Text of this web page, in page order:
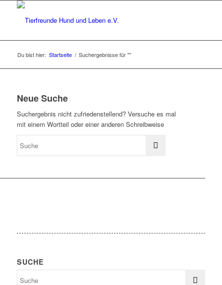
Du bist hier: Startseite / Suchergebnisse für ""
Neue Suche
Suchergebnis nicht zufriedenstellend? Versuche es mal
mit einem Wortteil oder einer anderen Schreibweise
SUCHE